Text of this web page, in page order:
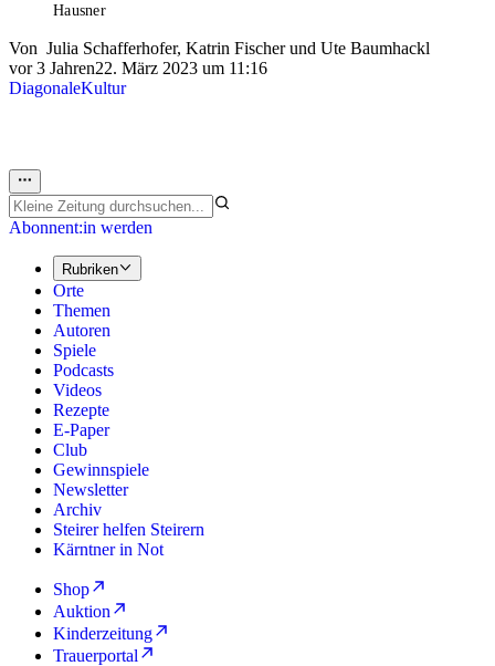
Hausner
Von Julia Schafferhofer, Katrin Fischerund Ute Baumhackl
vor 3 Jahren22. März 2023 um 11:16
DiagonaleKultur
Abonnent:in werden
Rubriken
Orte
Themen
Autoren
Spiele
Podcasts
Videos
Rezepte
E-Paper
Club
Gewinnspiele
Newsletter
Archiv
Steirer helfen Steirern
Kärntner in Not
Shop
Auktion
Kinderzeitung
Trauerportal